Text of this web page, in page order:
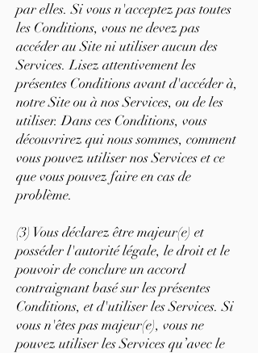
par elles. Si vous n'acceptez pas toutes
les Conditions, vous ne devez pas
accéder au Site ni utiliser aucun des
Services. Lisez attentivement les
présentes Conditions avant d'accéder à,
notre Site ou à nos Services, ou de les
utiliser. Dans ces Conditions, vous
découvrirez qui nous sommes, comment
vous pouvez utiliser nos Services et ce
que vous pouvez faire en cas de
problème.
(3) Vous déclarez être majeur(e) et
posséder l'autorité légale, le droit et le
pouvoir de conclure un accord
contraignant basé sur les présentes
Conditions, et d'utiliser les Services. Si
vous n'êtes pas majeur(e), vous ne
pouvez utiliser les Services qu’avec le